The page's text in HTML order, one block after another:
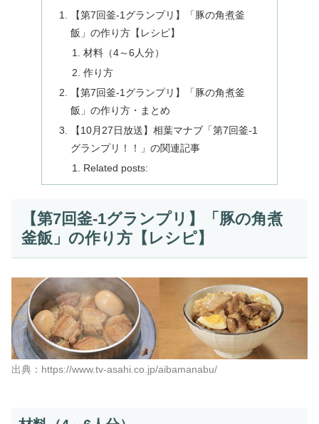
【第7回釜-1グランプリ】「豚の角煮釜
飯」の作り方【レシピ】
材料（4～6人分）
作り方
【第7回釜-1グランプリ】「豚の角煮釜
飯」の作り方・まとめ
【10月27日放送】相葉マナブ「第7回釜-1
グランプリ！！」の関連記事
Related posts:
【第7回釜-1グランプリ】「豚の角煮
釜飯」の作り方【レシピ】
出典：https://www.tv-asahi.co.jp/aibamanabu/